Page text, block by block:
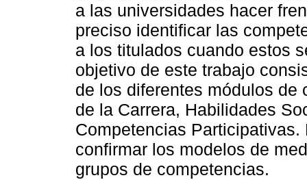
a las universidades hacer
preciso identificar las
a los titulados cuando estos
objetivo de este trabajo
de los diferentes módulos de
de la Carrera, Habilidades
Competencias
confirmar los modelos de
grupos de competencias.